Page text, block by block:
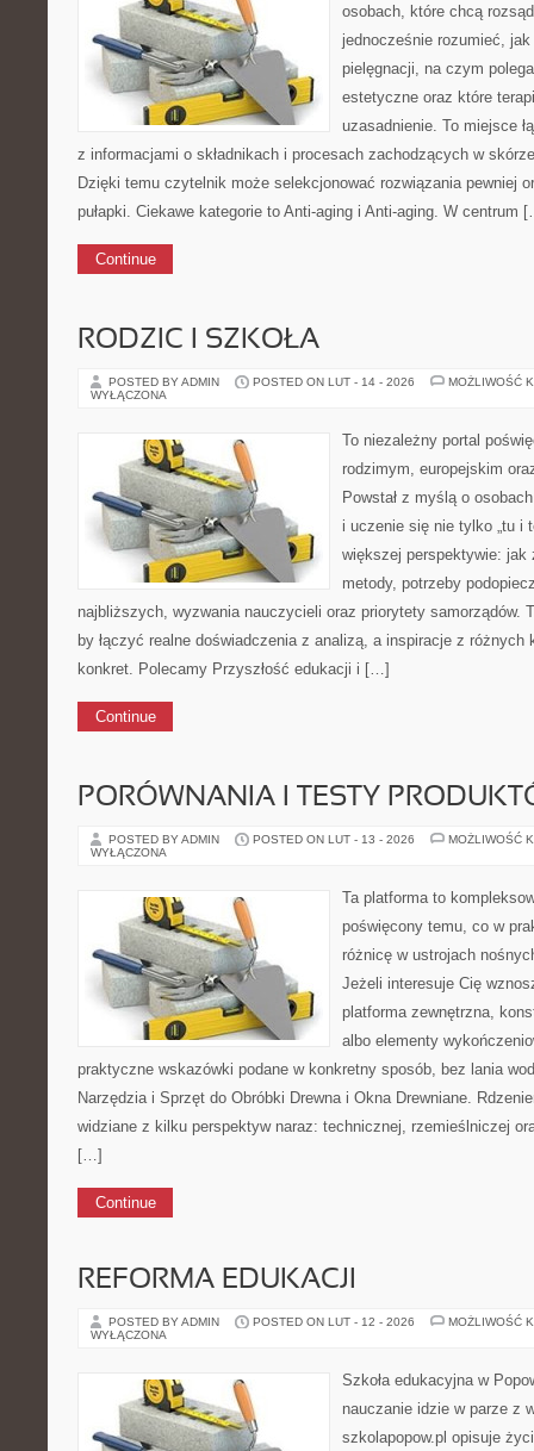
osobach, które chcą
jednocześnie rozumieć, jak
pielęgnacji, na czym
estetyczne oraz które
uzasadnienie. To miejsce
z informacjami o składnikach i procesach zachodzących w
Dzięki temu czytelnik może selekcjonować rozwiązania pewniej
pułapki. Ciekawe kategorie to Anti-aging i Anti-aging. W centrum
Continue
RODZIC I SZKOŁA
POSTED BY ADMIN POSTED ON LUT - 14 - 2026
MOŻLIWOŚĆ
WYŁĄCZONA
To niezależny portal
rodzimym, europejskim
Powstał z myślą o
i uczenie się nie tylko „tu i
większej perspektywie: jak
metody, potrzeby
najbliższych, wyzwania nauczycieli oraz priorytety samorządów.
by łączyć realne doświadczenia z analizą, a inspiracje z różnych
konkret. Polecamy Przyszłość edukacji i […]
Continue
PORÓWNANIA I TESTY
POSTED BY ADMIN POSTED ON LUT - 13 - 2026
MOŻLIWOŚĆ
WYŁĄCZONA
Ta platforma to
poświęcony temu, co w
różnicę w ustrojach
Jeżeli interesuje Cię
platforma zewnętrzna,
albo elementy
praktyczne wskazówki podane w konkretny sposób, bez lania
Narzędzia i Sprzęt do Obróbki Drewna i Okna Drewniane.
widziane z kilku perspektyw naraz: technicznej, rzemieślniczej
[…]
Continue
REFORMA EDUKACJI
POSTED BY ADMIN POSTED ON LUT - 12 - 2026
MOŻLIWOŚĆ
WYŁĄCZONA
Szkoła edukacyjna w
nauczanie idzie w parze z
szkolapopow.pl opisuje